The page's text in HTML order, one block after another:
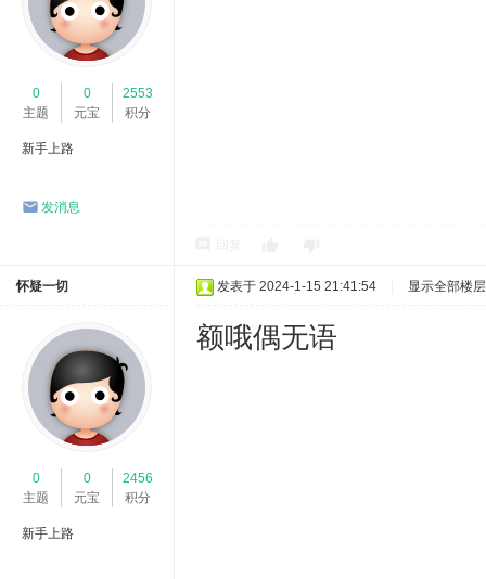
0
主题
0
元宝
2553
积分
新手上路
发消息
怀疑一切
0
主题
0
元宝
2456
积分
新手上路
发表于 2024-1-15 21:41:54 显示全部楼层
额哦偶无语